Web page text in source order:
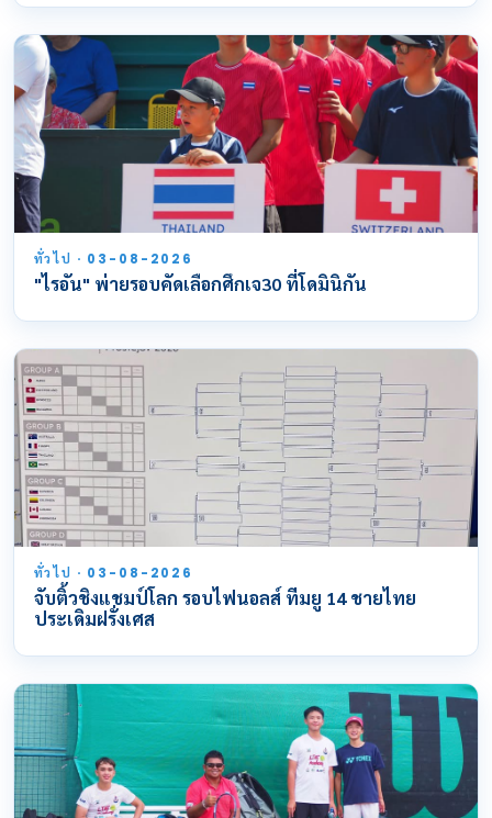
ทั่วไป · 03-08-2026
"ไรอัน" พ่ายรอบคัดเลือกศึกเจ30 ที่โดมินิกัน
ทั่วไป · 03-08-2026
จับติ้วชิงแชมป์โลก รอบไฟนอลส์ ทีมยู 14 ชายไทย
ประเดิมฝรั่งเศส